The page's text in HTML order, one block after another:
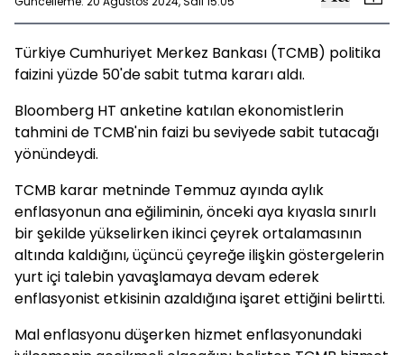
Türkiye Cumhuriyet Merkez Bankası (TCMB) politika
faizini yüzde 50'de sabit tutma kararı aldı.
Bloomberg HT anketine katılan ekonomistlerin
tahmini de TCMB'nin faizi bu seviyede sabit tutacağı
yönündeydi.
TCMB karar metninde Temmuz ayında aylık
enflasyonun ana eğiliminin, önceki aya kıyasla sınırlı
bir şekilde yükselirken ikinci çeyrek ortalamasının
altında kaldığını, üçüncü çeyreğe ilişkin göstergelerin
yurt içi talebin yavaşlamaya devam ederek
enflasyonist etkisinin azaldığına işaret ettiğini belirtti.
Mal enflasyonu düşerken hizmet enflasyonundaki